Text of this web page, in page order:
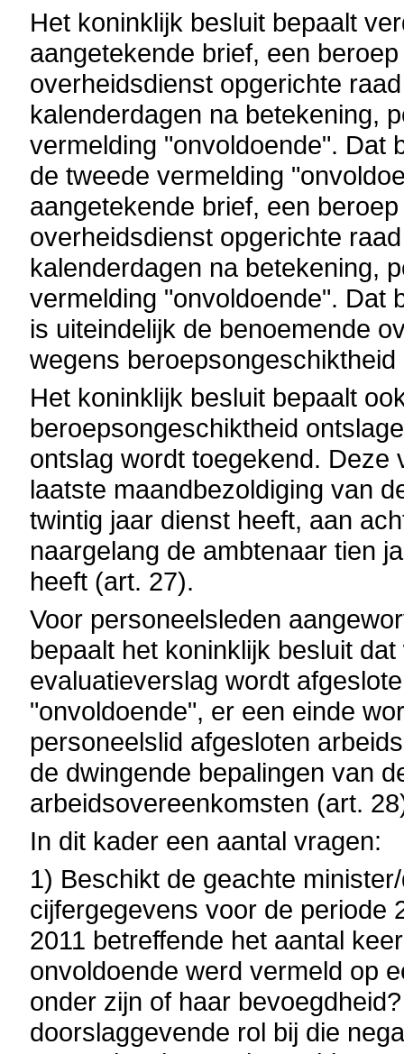
Het koninklijk besluit bepaalt
aangetekende brief, een
overheidsdienst opgerichte
kalenderdagen na betekening,
vermelding "onvoldoende". Dat
de tweede vermelding
aangetekende brief, een
overheidsdienst opgerichte
kalenderdagen na betekening,
vermelding "onvoldoende". Dat
is uiteindelijk de benoemende
wegens
Het koninklijk besluit bepaalt
beroepsongeschiktheid
ontslag wordt toegekend. Deze
laatste maandbezoldiging van
twintig jaar dienst heeft, aan
naargelang de ambtenaar tien
heeft (art. 27).
Voor personeelsleden
bepaalt het koninklijk besluit
evaluatieverslag wordt
"onvoldoende", er een einde
personeelslid afgesloten
de dwingende bepalingen van
arbeidsovereenkomsten (art.
In dit kader een aantal vragen:
1) Beschikt de geachte
cijfergegevens voor de periode
2011 betreffende het aantal
onvoldoende werd vermeld op
onder zijn of haar
doorslaggevende rol bij die